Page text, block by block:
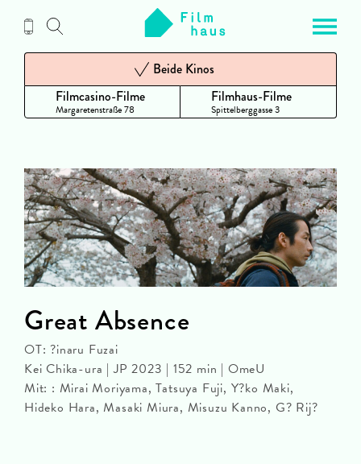
Inhalt
Filmcasino-Filme
Margaretenstraße 78
Beide Kinos
Filmhaus-Filme
Spittelberggasse 3
Great Absence
OT: ?inaru Fuzai
Kei Chika-ura | JP 2023 | 152 min | OmeU
Mit: : Mirai Moriyama, Tatsuya Fuji, Y?ko Maki,
Hideko Hara, Masaki Miura, Misuzu Kanno, G? Rij?